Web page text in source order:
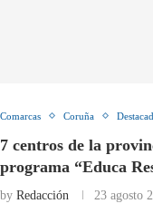
Comarcas Coruña
7 centros de la
programa “Educa
by Redacción 23 agosto